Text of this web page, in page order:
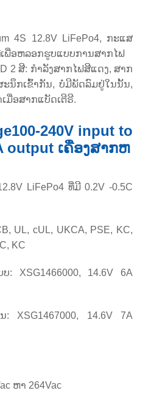
4S 12.8V LiFePo4, ກະແສ
ພື່ອຫລອກຮູບແບບການສາກໄຟ
2 ສີ: ກຳລັງສາກໄຟສີແດງ, ສາກ
ະນຶກເຂົ້າກັນ, ບໍ່ມີພັດລົມຢູ່ໃນນັ້ນ,
ມື່ອສາກແບັດເຕີຣີ.
240V input to
output ເຄື່ອງສາກຫ
LiFePo4 ທີ່ມີ 0.2V -0.5C
UL, cUL, UKCA, PSE, KC,
KC
: XSG1466000, 14.6V 6A
: XSG1467000, 14.6V 7A
ຫາ 264Vac